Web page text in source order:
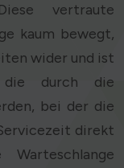
vertraute
kaum bewegt,
wider und ist
die durch die
bei der die
direkt